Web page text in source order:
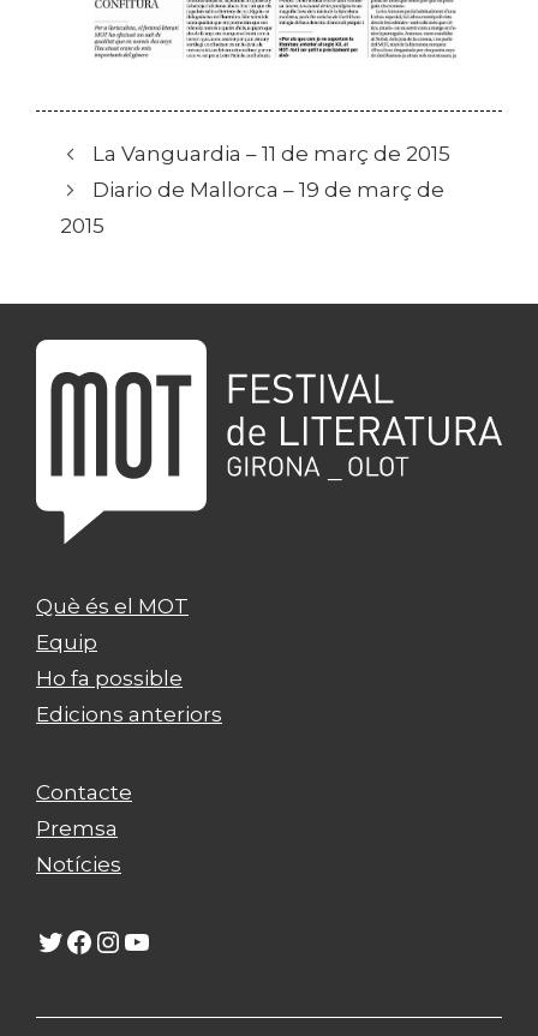
La Vanguardia – 11 de març de 2015
Diario de Mallorca – 19 de març de
2015
Què és el MOT
Equip
Ho fa possible
Edicions anteriors
Contacte
Premsa
Notícies
Twitter
Facebook
Instagram
YouTube